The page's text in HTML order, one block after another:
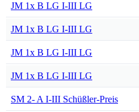
JM 1x B LG I-III LG
JM 1x B LG I-III LG
JM 1x B LG I-III LG
JM 1x B LG I-III LG
SM 2- A I-III Schüßler-Preis